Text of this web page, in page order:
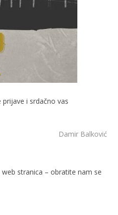
i srdačno vas
Damir Balković
stranica – obratite nam se